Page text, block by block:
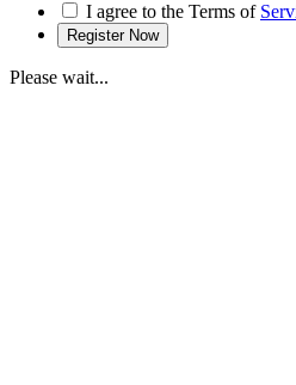
I agree to the Terms of
Please wait...